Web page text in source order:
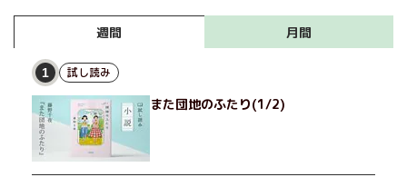
週間 月間
1 試し読み
また団地のふたり(1/2)